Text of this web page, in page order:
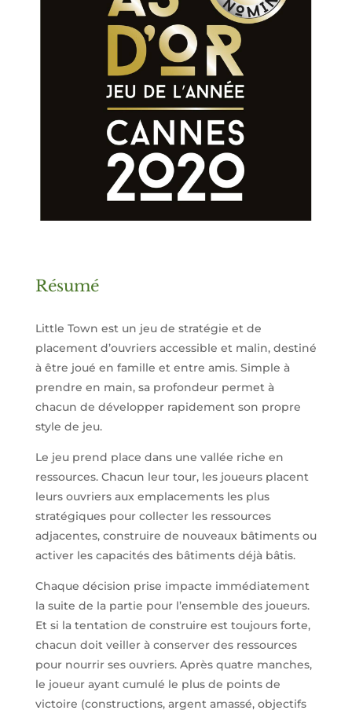
Résumé
Little Town est un jeu de stratégie et de
placement d’ouvriers accessible et malin, destiné
à être joué en famille et entre amis. Simple à
prendre en main, sa profondeur permet à
chacun de développer rapidement son propre
style de jeu.
Le jeu prend place dans une vallée riche en
ressources. Chacun leur tour, les joueurs placent
leurs ouvriers aux emplacements les plus
stratégiques pour collecter les ressources
adjacentes, construire de nouveaux bâtiments ou
activer les capacités des bâtiments déjà bâtis.
Chaque décision prise impacte immédiatement
la suite de la partie pour l’ensemble des joueurs.
Et si la tentation de construire est toujours forte,
chacun doit veiller à conserver des ressources
pour nourrir ses ouvriers. Après quatre manches,
le joueur ayant cumulé le plus de points de
victoire (constructions, argent amassé, objectifs